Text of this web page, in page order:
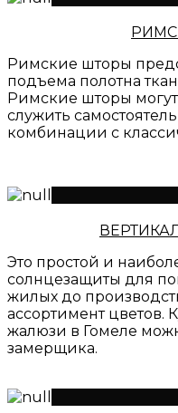
Римские шторы
подъема полотна
Римские шторы могут
служить
комбинации с
Это простой и
солнцезащиты для
жилых до
ассортимент цветов.
жалюзи в Гомеле
замерщика.